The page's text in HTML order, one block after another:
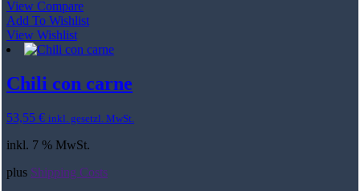
View Compare
Add To Wishlist
View Wishlist
Chili con carne
53,55 € inkl. gesetzl. MwSt.
inkl. 7 % MwSt.
plus Shipping Costs